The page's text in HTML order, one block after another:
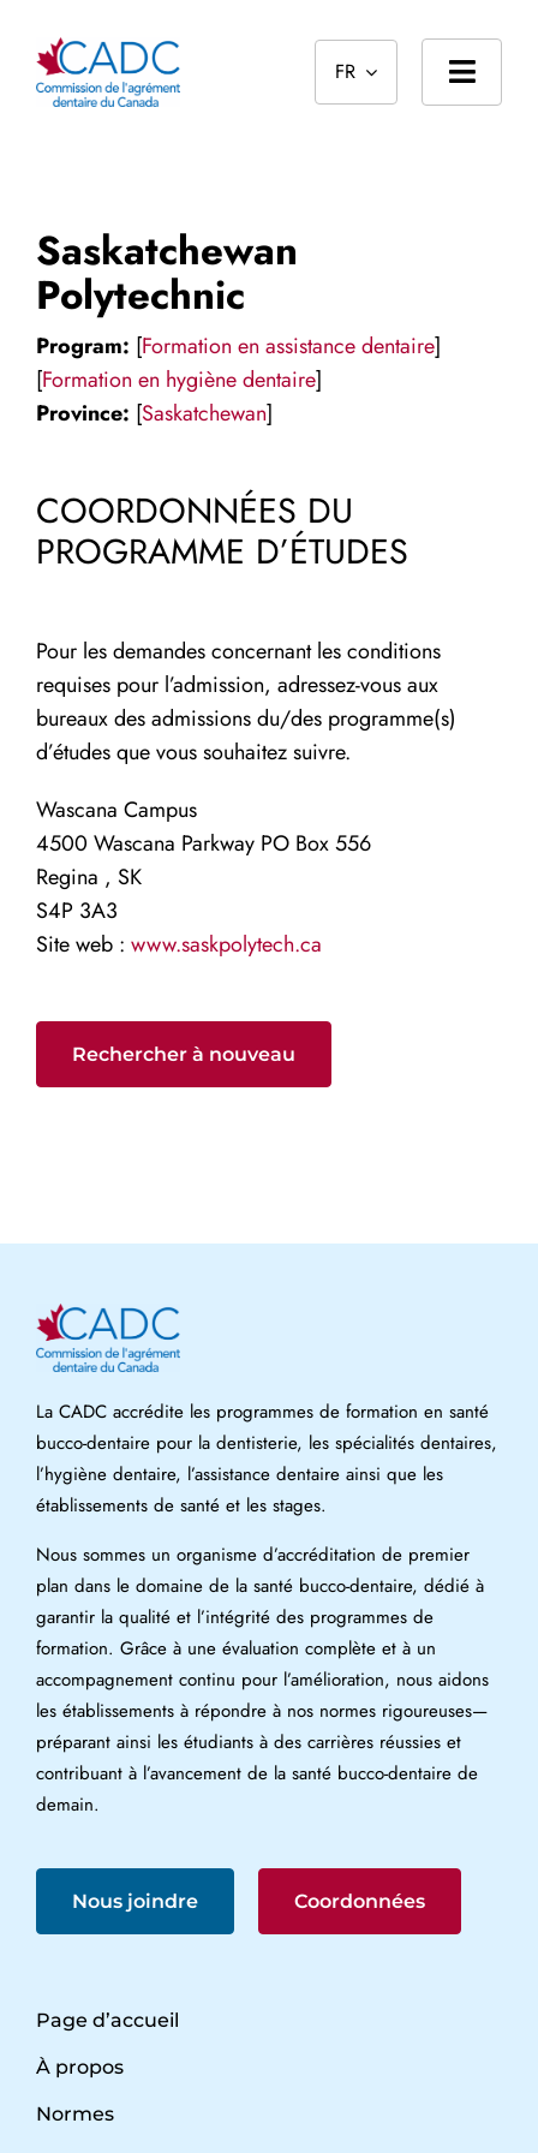
content
Normes
Reconnaissances des diplômes étrangers
FR
Saskatchewan
Polytechnic
Program: [Formation en assistance dentaire]
[Formation en hygiène dentaire]
Province: [Saskatchewan]
COORDONNÉES DU
PROGRAMME D’ÉTUDES
Pour les demandes concernant les conditions
requises pour l’admission, adressez-vous aux
bureaux des admissions du/des programme(s)
d’études que vous souhaitez suivre.
Wascana Campus
4500 Wascana Parkway PO Box 556
Regina , SK
S4P 3A3
Site web : www.saskpolytech.ca
Rechercher à nouveau
La CADC accrédite les programmes de formation en santé
bucco-dentaire pour la dentisterie, les spécialités dentaires,
l’hygiène dentaire, l’assistance dentaire ainsi que les
établissements de santé et les stages.
Nous sommes un organisme d’accréditation de premier
plan dans le domaine de la santé bucco-dentaire, dédié à
garantir la qualité et l’intégrité des programmes de
formation. Grâce à une évaluation complète et à un
accompagnement continu pour l’amélioration, nous aidons
les établissements à répondre à nos normes rigoureuses—
préparant ainsi les étudiants à des carrières réussies et
contribuant à l’avancement de la santé bucco-dentaire de
demain.
Nous joindre Coordonnées
Page d’accueil
À propos
Normes